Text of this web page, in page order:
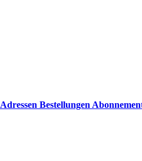
Adressen Bestellungen